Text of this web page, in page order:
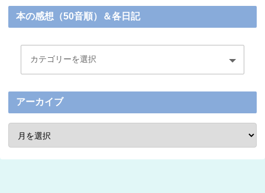
本の感想（50音順）＆各日記
アーカイブ